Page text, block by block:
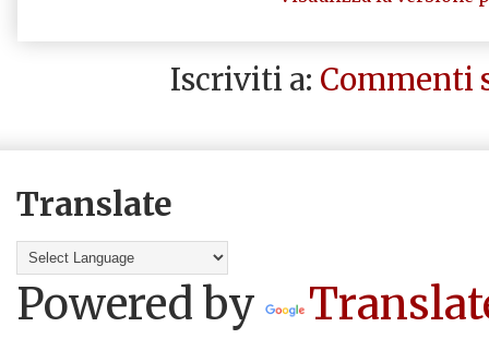
Iscriviti a: Commenti
Translate
Powered by